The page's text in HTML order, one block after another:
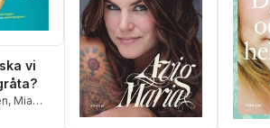
vi
, Mia